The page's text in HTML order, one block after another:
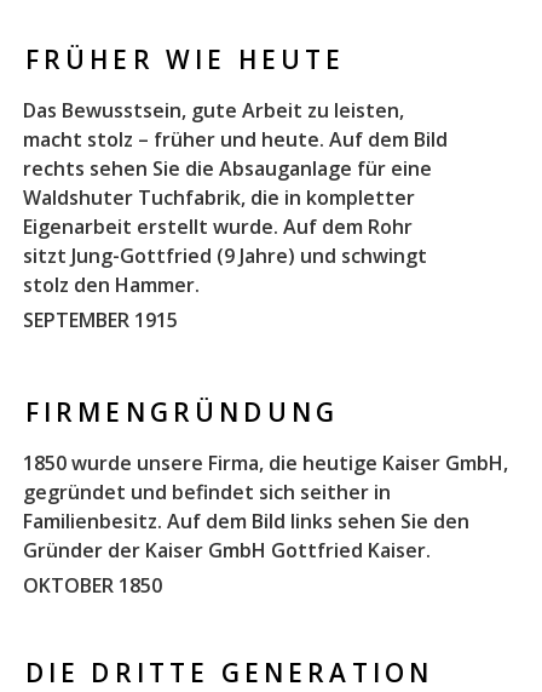
FRÜHER WIE HEUTE
Das Bewusstsein, gute Arbeit zu leisten,
macht stolz – früher und heute. Auf dem Bild
rechts sehen Sie die Absauganlage für eine
Waldshuter Tuchfabrik, die in kompletter
Eigenarbeit erstellt wurde. Auf dem Rohr
sitzt Jung-Gottfried (9 Jahre) und schwingt
stolz den Hammer.
SEPTEMBER 1915
FIRMENGRÜNDUNG
1850 wurde unsere Firma, die heutige Kaiser GmbH,
gegründet und befindet sich seither in
Familienbesitz. Auf dem Bild links sehen Sie den
Gründer der Kaiser GmbH Gottfried Kaiser.
OKTOBER 1850
DIE DRITTE GENERATION